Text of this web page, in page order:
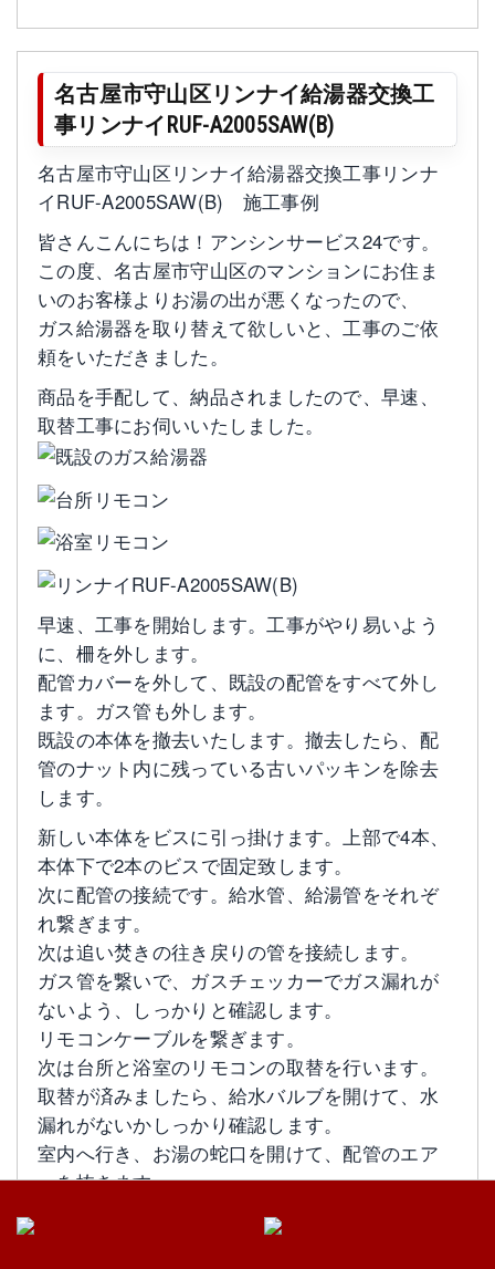
名古屋市守山区リンナイ給湯器交換工
事リンナイRUF-A2005SAW(B)
名古屋市守山区リンナイ給湯器交換工事リンナ
イRUF-A2005SAW(B) 施工事例
皆さんこんにちは！アンシンサービス24です。
この度、名古屋市守山区のマンションにお住ま
いのお客様よりお湯の出が悪くなったので、
ガス給湯器を取り替えて欲しいと、工事のご依
頼をいただきました。
商品を手配して、納品されましたので、早速、
取替工事にお伺いいたしました。
早速、工事を開始します。工事がやり易いよう
に、柵を外します。
配管カバーを外して、既設の配管をすべて外し
ます。ガス管も外します。
既設の本体を撤去いたします。撤去したら、配
管のナット内に残っている古いパッキンを除去
します。
新しい本体をビスに引っ掛けます。上部で4本、
本体下で2本のビスで固定致します。
次に配管の接続です。給水管、給湯管をそれぞ
れ繋ぎます。
次は追い焚きの往き戻りの管を接続します。
ガス管を繋いで、ガスチェッカーでガス漏れが
ないよう、しっかりと確認します。
リモコンケーブルを繋ぎます。
次は台所と浴室のリモコンの取替を行います。
取替が済みましたら、給水バルブを開けて、水
漏れがないかしっかり確認します。
室内へ行き、お湯の蛇口を開けて、配管のエア
ーを抜きます。
リモコンのスイッチを入れて、湯張りの試運転
をしている間に、もう一度、水漏れがないかし